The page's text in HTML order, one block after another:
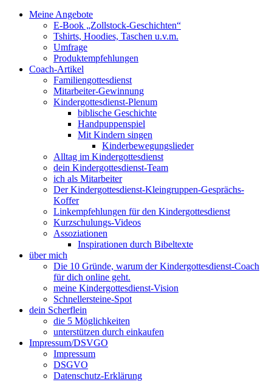
Meine Angebote
E-Book „Zollstock-Geschichten“
Tshirts, Hoodies, Taschen u.v.m.
Umfrage
Produktempfehlungen
Coach-Artikel
Familiengottesdienst
Mitarbeiter-Gewinnung
Kindergottesdienst-Plenum
biblische Geschichte
Handpuppenspiel
Mit Kindern singen
Kinderbewegungslieder
Alltag im Kindergottesdienst
dein Kindergottesdienst-Team
ich als Mitarbeiter
Der Kindergottesdienst-Kleingruppen-Gesprächs-
Koffer
Linkempfehlungen für den Kindergottesdienst
Kurzschulungs-Videos
Assoziationen
Inspirationen durch Bibeltexte
über mich
Die 10 Gründe, warum der Kindergottesdienst-Coach
für dich online geht.
meine Kindergottesdienst-Vision
Schnellersteine-Spot
dein Scherflein
die 5 Möglichkeiten
unterstützen durch einkaufen
Impressum/DSVGO
Impressum
DSGVO
Datenschutz-Erklärung